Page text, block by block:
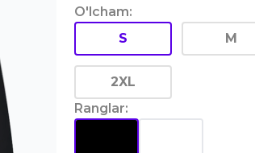
O'lcham:
S
M
2XL
Ranglar: